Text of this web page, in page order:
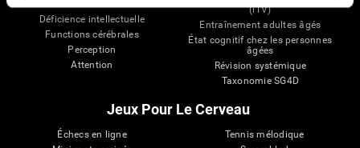
Déficience intellectuelle
Functions cérébrales
Perception
Attention
(iTV)
Entraînement adultes âgés
État cognitif chez les personnes
âgées
Révision systémique
Taxonomie SG4D
Jeux Pour Le Cerveau
Échecs en ligne
Tennis mélodique